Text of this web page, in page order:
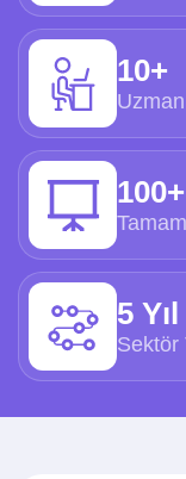
10+
100+
5 Yıl
Sektör